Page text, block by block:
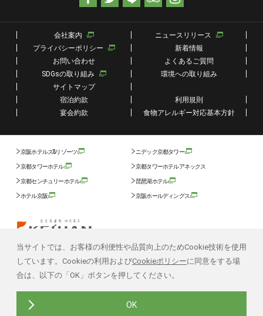
会社案内
ニュースリリース
プライバシーポリシー
新着情報
お問い合わせ
よくあるご質問
SDGsの取り組み
環境への取り組み
サイトマップ
宿泊約款
利用規則
宴会約款
食物アレルギー対応基本方針
京阪ホテルズ&リゾーツ ニデック京都タワー
京都タワーホテル 京都タワーホテルアネックス
京都センチュリーホテル 琵琶湖ホテル
ホテル京阪 京阪ホールディングス
TOP
Copyright © KYOTO TOWER HOTEL ANNEX All Rights Reserved.
当サイトでは、お客様の利便性や品質向上のためCookie技術を使用
しています。Cookieの利用およびCookieポリシーに同意をする場
合は、以下の「OK」ボタンを押してください。
OK